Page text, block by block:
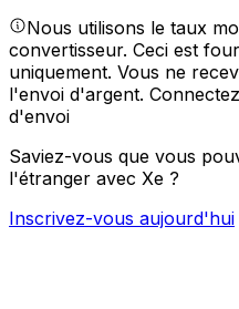
Nous utilisons le taux
convertisseur. Ceci est
uniquement. Vous ne
l'envoi d'argent.
d'envoi
Saviez-vous que vous
l'étranger avec Xe ?
Inscrivez-vous aujourd'hui